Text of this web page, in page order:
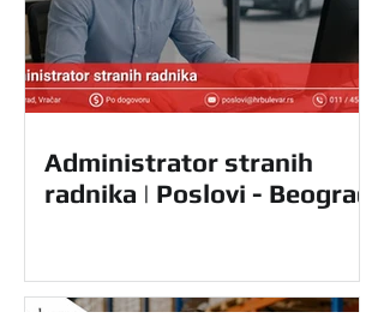
Administrator stranih
radnika | Poslovi - Beograd